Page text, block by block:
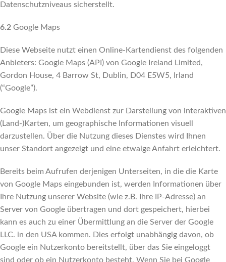
Datenschutzniveaus sicherstellt.
6.2 Google Maps
Diese Webseite nutzt einen Online-Kartendienst des folgenden
Anbieters: Google Maps (API) von Google Ireland Limited,
Gordon House, 4 Barrow St, Dublin, D04 E5W5, Irland
(“Google”).
Google Maps ist ein Webdienst zur Darstellung von interaktiven
(Land-)Karten, um geographische Informationen visuell
darzustellen. Über die Nutzung dieses Dienstes wird Ihnen
unser Standort angezeigt und eine etwaige Anfahrt erleichtert.
Bereits beim Aufrufen derjenigen Unterseiten, in die die Karte
von Google Maps eingebunden ist, werden Informationen über
Ihre Nutzung unserer Website (wie z.B. Ihre IP-Adresse) an
Server von Google übertragen und dort gespeichert, hierbei
kann es auch zu einer Übermittlung an die Server der Google
LLC. in den USA kommen. Dies erfolgt unabhängig davon, ob
Google ein Nutzerkonto bereitstellt, über das Sie eingeloggt
sind oder ob ein Nutzerkonto besteht. Wenn Sie bei Google